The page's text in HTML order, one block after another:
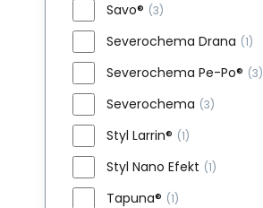
Savo® (3)
Severochema Drana (1)
Severochema Pe-Po® (3)
Severochema (3)
Styl Larrin® (1)
Styl Nano Efekt (1)
Tapuna® (1)